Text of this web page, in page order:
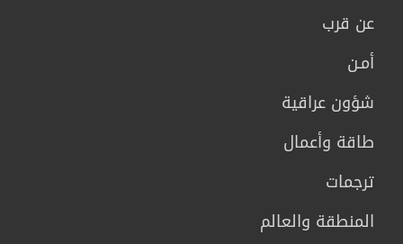
عن قرب
أمـن
شؤون عراقية
طاقة وأعمال
ترجمات
المنطقة والعالم